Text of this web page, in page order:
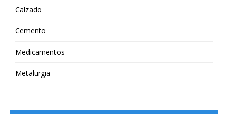
Calzado
Cemento
Medicamentos
Metalurgia